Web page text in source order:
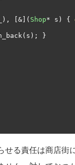
), [&]( Shop* s ) {
( s );
}
る責任は商店街